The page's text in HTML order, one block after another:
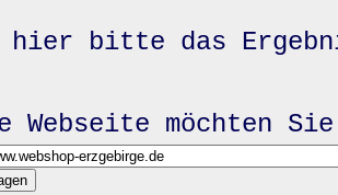
hier bitte das
Webseite möchten